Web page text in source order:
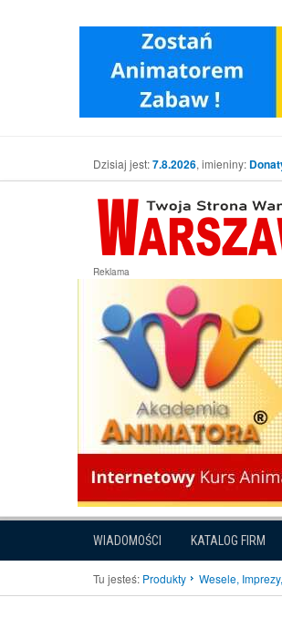
Dzisiaj jest:7.8.2026, imieniny:
Reklama
WIADOMOŚCI KATALOG FIRM
Tu jesteś: Produkty Wesele,